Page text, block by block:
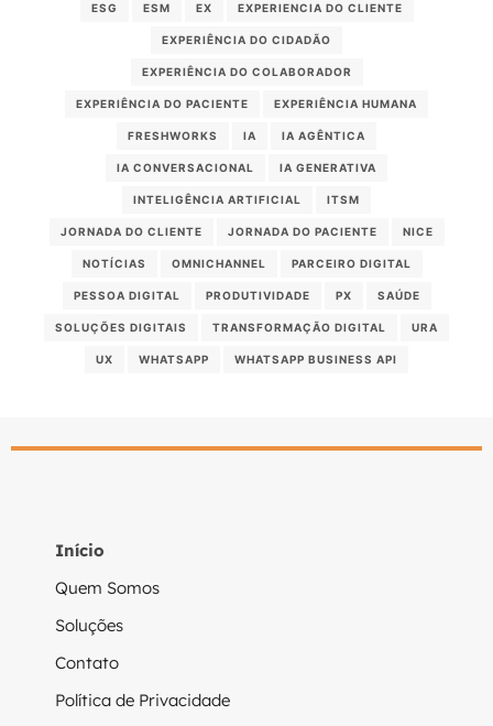
ESG ESM EX EXPERIENCIA DO CLIENTE
EXPERIÊNCIA DO CIDADÃO
EXPERIÊNCIA DO COLABORADOR
EXPERIÊNCIA DO PACIENTE EXPERIÊNCIA HUMANA
FRESHWORKS IA IA AGÊNTICA
IA CONVERSACIONAL IA GENERATIVA
INTELIGÊNCIA ARTIFICIAL ITSM
JORNADA DO CLIENTE JORNADA DO PACIENTE NICE
NOTÍCIAS OMNICHANNEL PARCEIRO DIGITAL
PESSOA DIGITAL PRODUTIVIDADE PX SAÚDE
SOLUÇÕES DIGITAIS TRANSFORMAÇÃO DIGITAL URA
UX WHATSAPP WHATSAPP BUSINESS API
Início
Quem Somos
Soluções
Contato
Política de Privacidade